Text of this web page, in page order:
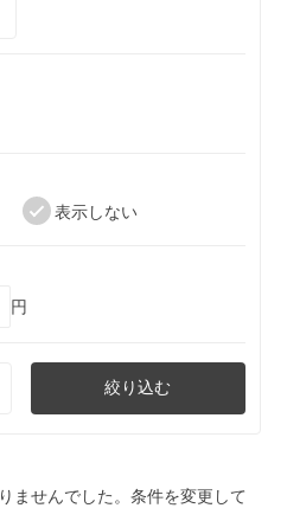
表示しない
円
絞り込む
ませんでした。条件を変更して